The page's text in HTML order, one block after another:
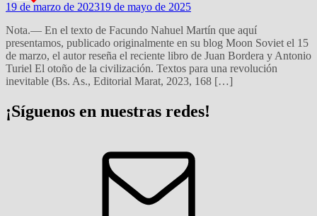
19 de marzo de 202319 de mayo de 2025
Nota.— En el texto de Facundo Nahuel Martín que aquí
presentamos, publicado originalmente en su blog Moon Soviet el 15
de marzo, el autor reseña el reciente libro de Juan Bordera y Antonio
Turiel El otoño de la civilización. Textos para una revolución
inevitable (Bs. As., Editorial Marat, 2023, 168 […]
¡Síguenos en nuestras redes!